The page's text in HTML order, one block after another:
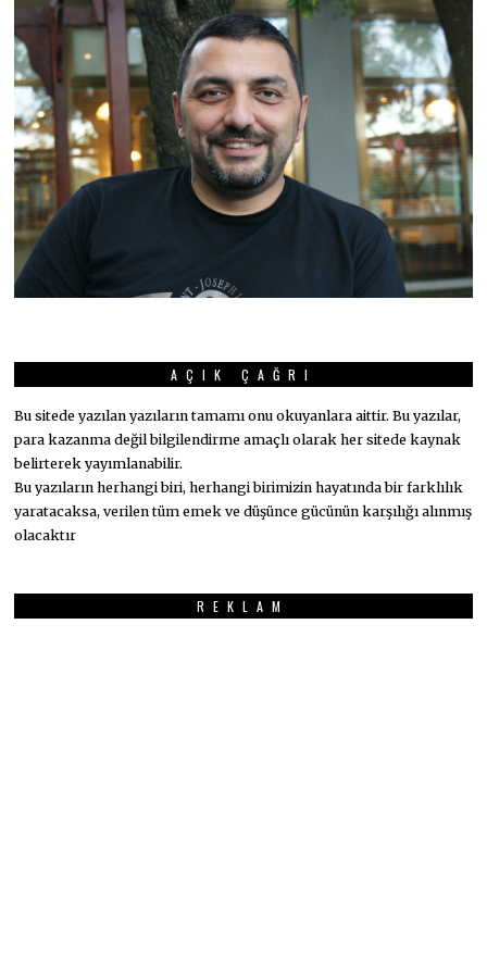
AÇIK ÇAĞRI
Bu sitede yazılan yazıların tamamı onu okuyanlara aittir. Bu yazılar,
para kazanma değil bilgilendirme amaçlı olarak her sitede kaynak
belirterek yayımlanabilir.
Bu yazıların herhangi biri, herhangi birimizin hayatında bir farklılık
yaratacaksa, verilen tüm emek ve düşünce gücünün karşılığı alınmış
olacaktır
REKLAM